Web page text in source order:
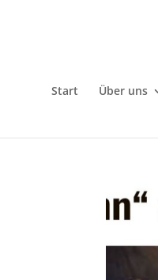
Start Über uns